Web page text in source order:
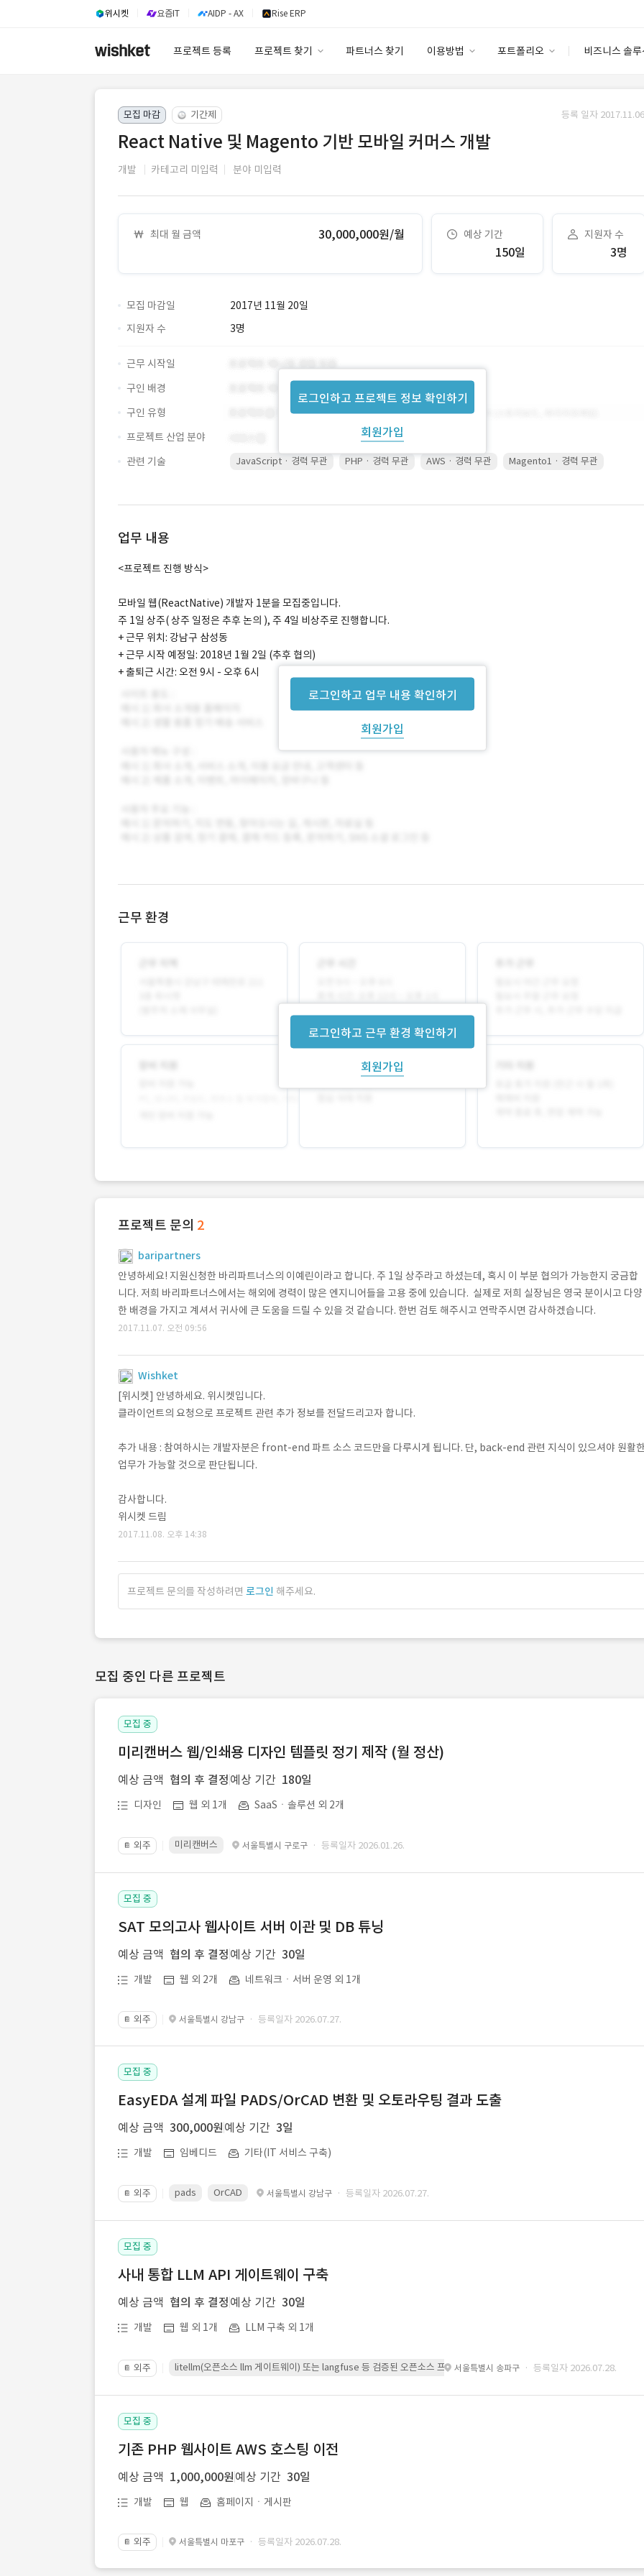
위시켓 요즘IT AIDP - AX Rise ERP
프로젝트 등록 프로젝트 찾기 파트너스 찾기 이용방법 포트폴리오 비즈니스 솔
이용요금
고객센터
안심 코드 케어
모집 마감 기간제 등록 일자
React Native 및 Magento 기반 모바일 커머스 개발
개발 카테고리 미입력 분야 미입력
최대 월 금액 30,000,000원/월 예상 기간
150일
지원자 수
3명
모집 마감일
2017년 11월 20일
지원자 수
3명
로그인하고 프로젝트 정보 확인하기
회원가입
근무 시작일
구인 배경
구인 유형
프로젝트 산업 분야
관련 기술
JavaScript · 경력 무관 PHP · 경력 무관 AWS · 경력 무관 Magento1 · 경력 무관
업무 내용
로그인하고 업무 내용 확인하기
회원가입
<프로젝트 진행 방식>
모바일 웹(ReactNative) 개발자 1분을 모집중입니다.
주 1일 상주( 상주 일정은 추후 논의 ), 주 4일 비상주로 진행합니다.
+ 근무 위치: 강남구 삼성동
+ 근무 시작 예정일: 2018년 1월 2일 (추후 협의)
+ 출퇴근 시간: 오전 9시 - 오후 6시
근무 환경
로그인하고 근무 환경 확인하기
회원가입
프로젝트 문의 2
baripartners
안녕하세요! 지원신청한 바리파트너스의 이예린이라고 합니다. 주 1일 상주라고 하셨는데, 혹시 이 부분 협의가 가능한지 궁금합
니다. 저희 바리파트너스에서는 해외에 경력이 많은 엔지니어들을 고용 중에 있습니다. 실제로 저희 실장님은 영국 분이시고 다양
한 배경을 가지고 계셔서 귀사에 큰 도움을 드릴 수 있을 것 같습니다. 한번 검토 해주시고 연락주시면 감사하겠습니다.
2017.11.07. 오전 09:56
Wishket
[위시켓] 안녕하세요. 위시켓입니다.
클라이언트의 요청으로 프로젝트 관련 추가 정보를 전달드리고자 합니다.
추가 내용 : 참여하시는 개발자분은 front-end 파트 소스 코드만을 다루시게 됩니다. 단, back-end 관련 지식이 있으셔야 원활
업무가 가능할 것으로 판단됩니다.
감사합니다.
위시켓 드림
2017.11.08. 오후 14:38
프로젝트 문의를 작성하려면 로그인 해주세요.
모집 중인 다른 프로젝트
모집 중
미리캔버스 웹/인쇄용 디자인 템플릿 정기 제작 (월 정산)
예상 금액 협의 후 결정 예상 기간 180일
디자인 웹 외 1개 SaaSㆍ솔루션 외 2개
📔 외주 미리캔버스 서울특별시 구로구 · 등록일자 2026.01.26.
모집 중
SAT 모의고사 웹사이트 서버 이관 및 DB 튜닝
예상 금액 협의 후 결정 예상 기간 30일
개발 웹 외 2개 네트워크ㆍ서버 운영 외 1개
📔 외주 서울특별시 강남구 · 등록일자 2026.07.27.
모집 중
EasyEDA 설계 파일 PADS/OrCAD 변환 및 오토라우팅 결과 도출
예상 금액 300,000원 예상 기간 3일
개발 임베디드 기타(IT 서비스 구축)
📔 외주 pads OrCAD 서울특별시 강남구 · 등록일자 2026.07.27.
모집 중
사내 통합 LLM API 게이트웨이 구축
예상 금액 협의 후 결정 예상 기간 30일
개발 웹 외 1개 LLM 구축 외 1개
📔 외주 litellm(오픈소스 llm 게이트웨이) 또는 langfuse 등 검증된 오픈소스 프레임워크를 기반으로 시스템을 구축
서울특별시 송파구 · 등록일자 2026.07.28.
모집 중
기존 PHP 웹사이트 AWS 호스팅 이전
예상 금액 1,000,000원 예상 기간 30일
개발 웹 홈페이지ㆍ게시판
📔 외주 서울특별시 마포구 · 등록일자 2026.07.28.